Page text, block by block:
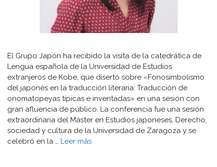
El Grupo Japón ha recibido la visita de la catedrática de
Lengua española de la Universidad de Estudios
extranjeros de Kobe, que disertó sobre «Fonosimbolismo
del japonés en la traducción literaria: Traducción de
onomatopeyas típicas e inventadas» en una sesión con
gran afluencia de público. La conferencia fue una sesión
extraordinaria del Máster en Estudios japoneses, Derecho,
sociedad y cultura de la Universidad de Zaragoza y se
celebró en la … Leer más